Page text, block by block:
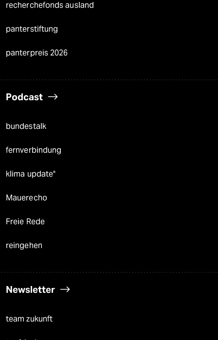
recherchefonds ausland
panterstiftung
panterpreis 2026
Podcast
bundestalk
fernverbindung
klima update°
Mauerecho
Freie Rede
reingehen
Newsletter
team zukunft